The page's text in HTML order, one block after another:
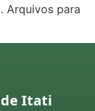
Arquivos para
Itati